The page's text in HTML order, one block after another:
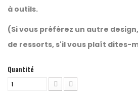
à outils.
(Si vous préférez un autre
de ressorts, s'il vous plaît dites-
Quantité